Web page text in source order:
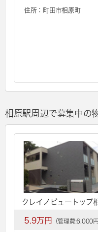
住所：町田市相原町
相原駅周辺で募集中の
クレイノビュートップ
5.9万円 （管理費:6,000円